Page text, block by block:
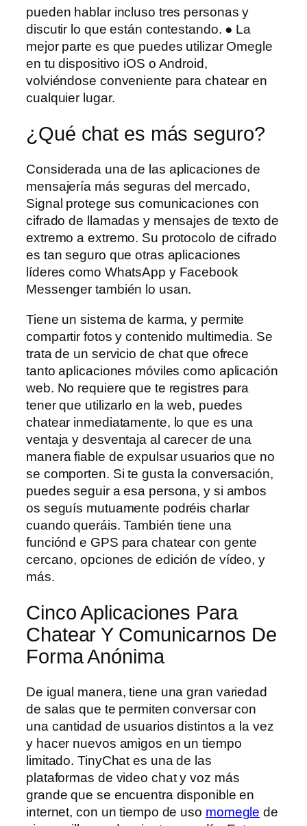
pueden hablar incluso tres personas y
discutir lo que están contestando. ● La
mejor parte es que puedes utilizar Omegle
en tu dispositivo iOS o Android,
volviéndose conveniente para chatear en
cualquier lugar.
¿Qué chat es más seguro?
Considerada una de las aplicaciones de
mensajería más seguras del mercado,
Signal protege sus comunicaciones con
cifrado de llamadas y mensajes de texto de
extremo a extremo. Su protocolo de cifrado
es tan seguro que otras aplicaciones
líderes como WhatsApp y Facebook
Messenger también lo usan.
Tiene un sistema de karma, y permite
compartir fotos y contenido multimedia. Se
trata de un servicio de chat que ofrece
tanto aplicaciones móviles como aplicación
web. No requiere que te registres para
tener que utilizarlo en la web, puedes
chatear inmediatamente, lo que es una
ventaja y desventaja al carecer de una
manera fiable de expulsar usuarios que no
se comporten. Si te gusta la conversación,
puedes seguir a esa persona, y si ambos
os seguís mutuamente podréis charlar
cuando queráis. También tiene una
funciónd e GPS para chatear con gente
cercano, opciones de edición de vídeo, y
más.
Cinco Aplicaciones Para
Chatear Y Comunicarnos De
Forma Anónima
De igual manera, tiene una gran variedad
de salas que te permiten conversar con
una cantidad de usuarios distintos a la vez
y hacer nuevos amigos en un tiempo
limitado. TinyChat es una de las
plataformas de video chat y voz más
grande que se encuentra disponible en
internet, con un tiempo de uso momegle de